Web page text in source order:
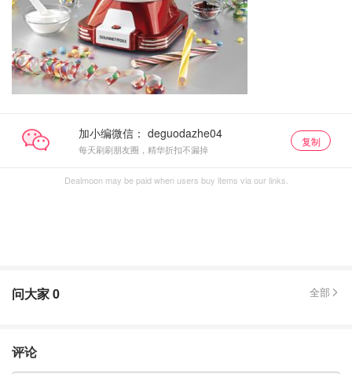
加小编微信：
每天刷刷朋友圈，精华折扣不漏掉
复制
Dealmoon may be paid when users buy items via our links.
问大家0 全部
评论